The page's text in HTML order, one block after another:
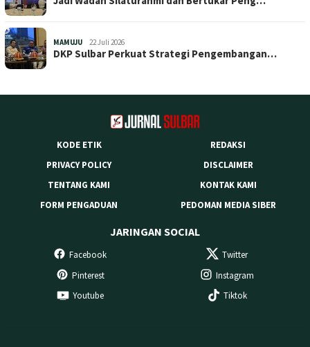
MAMUJU 22 Juli 2026
DKP Sulbar Perkuat Strategi Pengembangan…
KODE ETIK
REDAKSI
PRIVACY POLICY
DISCLAIMER
TENTANG KAMI
KONTAK KAMI
FORM PENGADUAN
PEDOMAN MEDIA SIBER
JARINGAN SOCIAL
Facebook
Twitter
Pinterest
Instagram
Youtube
Tiktok